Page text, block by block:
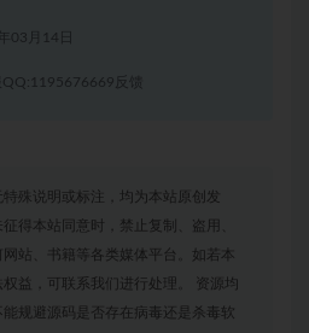
03月14日
反馈
殊说明或标注，均为本站原创发
得本站同意时，禁止复制、盗用、
站、书籍等各类媒体平台。如若本
益，可联系我们进行处理。 资源均
规避源码是否存在病毒还是杀毒软